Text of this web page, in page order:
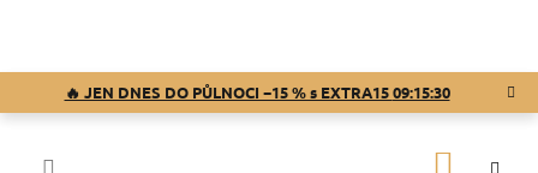
🔥 JEN DNES DO PŮLNOCI −15 % s EXTRA1509:15:29